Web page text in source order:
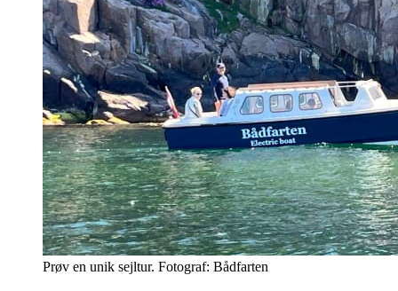
Prøv en unik sejltur. Fotograf: Bådfarten